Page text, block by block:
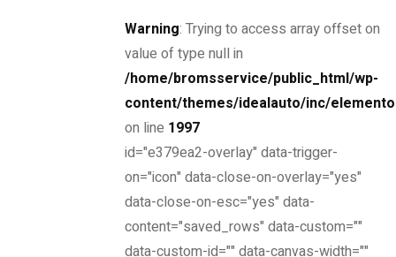
Warning: Trying to access array offset on
value of type null in
/home/bromsservice/public_html/wp-
content/themes/idealauto/inc/
on line 1997
id="e379ea2-overlay" data-trigger-
on="icon" data-close-on-overlay="yes"
data-close-on-esc="yes" data-
content="saved_rows" data-custom=""
data-custom-id="" data-canvas-width=""
Bromsrenoveringar
Umeås specialister på bromsservice och bromsrenovering
för lastbilar och tunga fordon Att hålla tunga fordon och